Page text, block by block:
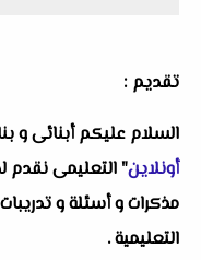
تقديم :
السلام عليكم أبنائى و
أونلاين" التعليمى
مذكرات و أسئلة و
التعليمية .